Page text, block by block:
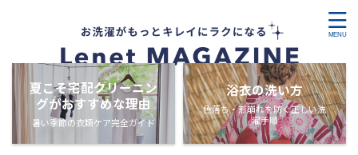
夏こそ宅配クリーニン
グがおすすめな理由
暑い季節の衣類ケア完全ガイド
浴衣の洗い方
色落ち・形崩れを防ぐ正しい洗
濯手順